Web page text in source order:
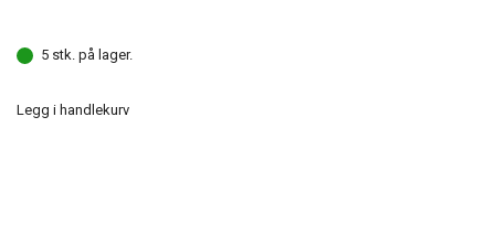
5 stk. på lager.
Legg i handlekurv